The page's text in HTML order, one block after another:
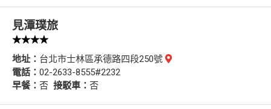
見潭璞旅
★★★★
地址： 台北市士林區承德路四段250號
電話： 02-2633-8555#2232
早餐： 否 接駁車： 否